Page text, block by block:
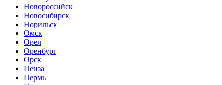
Новороссийск
Новосибирск
Норильск
Омск
Орел
Оренбург
Орск
Пенза
Пермь